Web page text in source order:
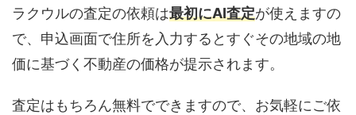
ラクウルの査定の依頼は最初にAI査定が使えますの
で、申込画面で住所を入力するとすぐその地域の地
価に基づく不動産の価格が提示されます。
査定はもちろん無料でできますので、お気軽にご依